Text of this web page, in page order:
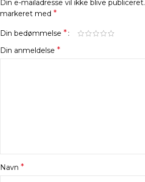
Din e-mailadresse vil ikke blive publiceret.
markeret med *
Din bedømmelse *
Din anmeldelse *
Navn *